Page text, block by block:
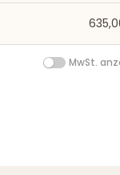
MwSt.